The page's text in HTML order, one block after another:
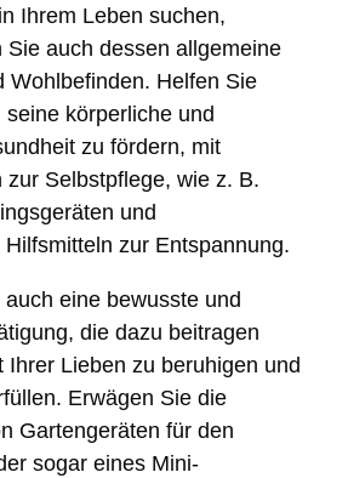
Ihrem Leben suchen,
Sie auch dessen allgemeine
Wohlbefinden. Helfen Sie
körperliche und
zu fördern, mit
zur Selbstpflege, wie z. B.
und
zur Entspannung.
eine bewusste und
die dazu beitragen
Ihrer Lieben zu beruhigen und
Erwägen Sie die
Gartengeräten für den
sogar eines Mini-